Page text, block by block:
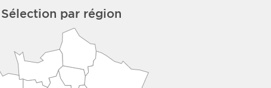
Sélection par région